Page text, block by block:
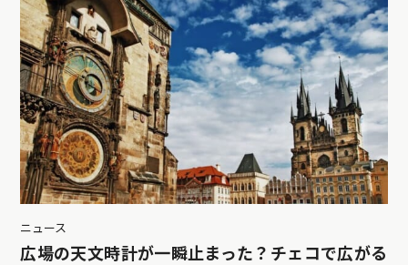
ニュース
広場の天文時計が一瞬止まった？チェコで広がる